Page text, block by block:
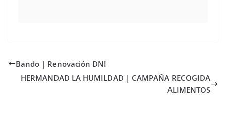
Bando | Renovación DNI
HERMANDAD LA HUMILDAD | CAMPAÑA RECOGIDA
ALIMENTOS